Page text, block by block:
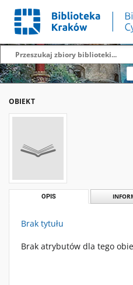
OBIEKT
OPIS
Brak tytułu
Brak atrybutów dla tego